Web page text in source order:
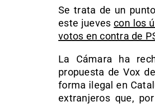
Se trata de un
este jueves con los
votos en contra de
La Cámara ha
propuesta de Vox
forma ilegal en
extranjeros que,